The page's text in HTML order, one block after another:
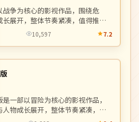
战争为核心的影视作品，围绕危
展开，整体节奏紧凑，值得推荐
10,597 7.2
一部以冒险为核心的影视作品，
物成长展开，整体节奏紧凑，值